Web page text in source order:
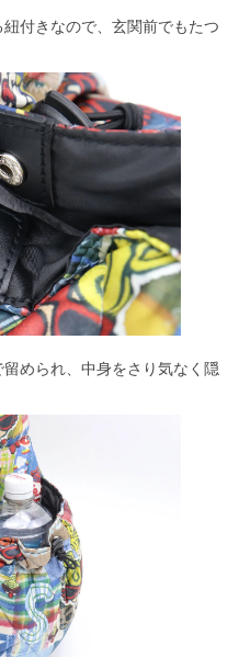
付きなので、玄関前でもたつ
められ、中身をさり気なく隠